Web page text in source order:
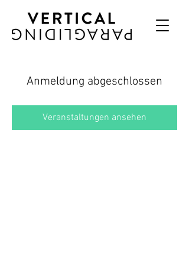
Anmeldung abgeschlossen
Veranstaltungen ansehen